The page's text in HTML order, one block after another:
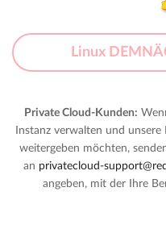
Linux
Private Cloud-Kunden:
Instanz verwalten und
weitergeben möchten,
an privatecloud-
angeben, mit der Ihre